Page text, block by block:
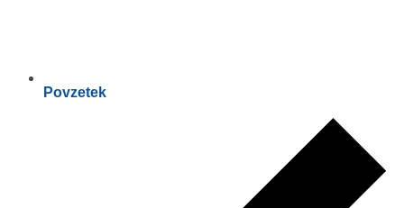
Povzetek